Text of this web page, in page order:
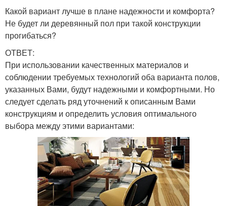
Какой вариант лучше в плане надежности и комфорта?
Не будет ли деревянный пол при такой конструкции
прогибаться?
ОТВЕТ:
При использовании качественных материалов и
соблюдении требуемых технологий оба варианта полов,
указанных Вами, будут надежными и комфортными. Но
следует сделать ряд уточнений к описанным Вами
конструкциям и определить условия оптимального
выбора между этими вариантами: